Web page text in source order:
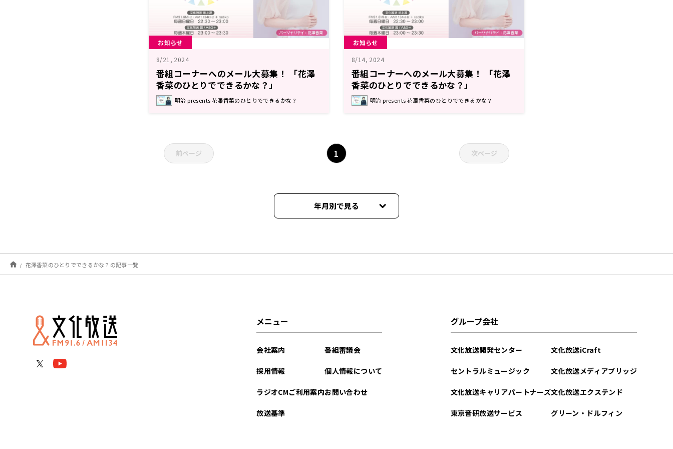
お知らせ
8/21, 2024
番組コーナーへのメール大募集！ 「花澤
香菜のひとりでできるかな？」
明治 presents 花澤香菜のひとりでできるかな？
お知らせ
8/14, 2024
番組コーナーへのメール大募集！ 「花澤
香菜のひとりでできるかな？」
明治 presents 花澤香菜のひとりでできるかな？
前ページ 1 次ページ
年月別で見る
2026年04月
2026年03月
花澤香菜のひとりでできるかな？の記事一覧
メニュー
会社案内
採用情報
ラジオCMご利用案内
放送基準
番組審議会
個人情報について
お問い合わせ
グループ会社
文化放送開発センター
セントラルミュージック
文化放送キャリアパートナーズ
東京音研放送サービス
文化放送iCraft
文化放送メディアブリッジ
文化放送エクステンド
グリーン・ドルフィン